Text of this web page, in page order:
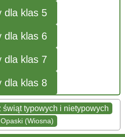
dla klas 5
dla klas 6
dla klas 7
dla klas 8
świąt typowych i nietypowych
Opaski (Wiosna)